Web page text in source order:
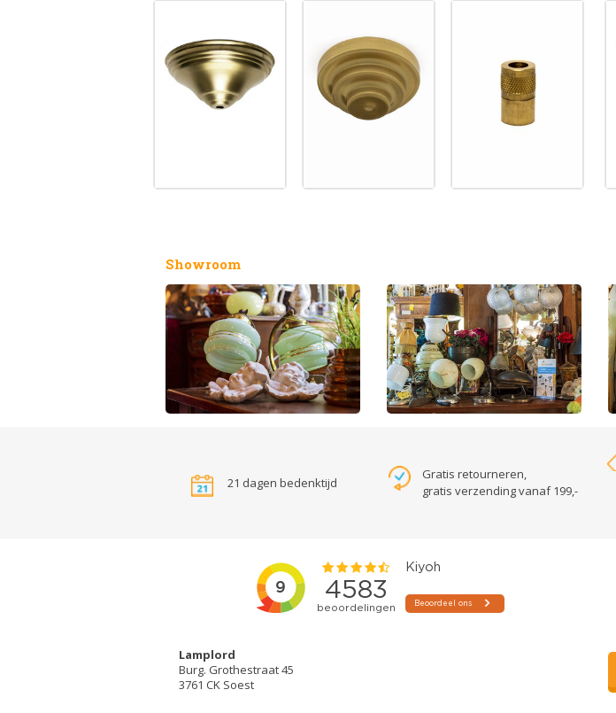
Showroom
21 dagen bedenktijd
Gratis retourneren,
gratis verzending vanaf 199,-
Lamplord
Burg. Grothestraat 45
3761 CK Soest